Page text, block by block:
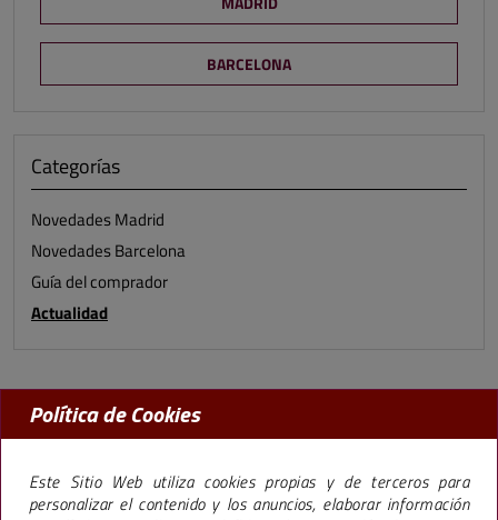
BARCELONA
Categorías
Novedades Madrid
Novedades Barcelona
Guía del comprador
Actualidad
MADRID:91 456 09 97
BARCELONA: 93 238 50 77
Política de Cookies
Este Sitio Web utiliza cookies propias y de terceros para
personalizar el contenido y los anuncios, elaborar información